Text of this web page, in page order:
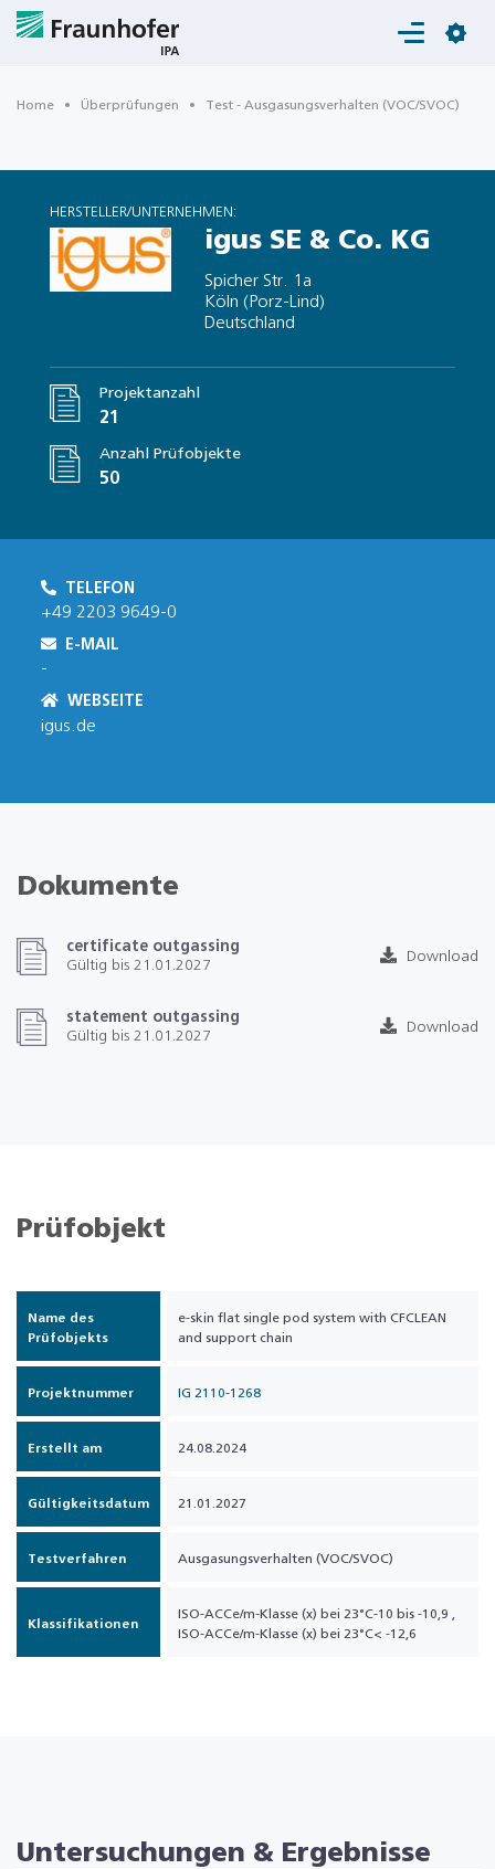
Login
Home Überprüfungen Test - Ausgasungsverhalten (VOC/SVOC)
HERSTELLER/UNTERNEHMEN:
igus SE & Co. KG
Spicher Str. 1a
Köln (Porz-Lind)
Deutschland
Projektanzahl
21
Anzahl Prüfobjekte
50
TELEFON
+49 2203 9649-0
E-MAIL
-
WEBSEITE
igus.de
Dokumente
certificate outgassing
Gültig bis 21.01.2027
Download
statement outgassing
Gültig bis 21.01.2027
Download
Prüfobjekt
Name des
Prüfobjekts
e-skin flat single pod system with CFCLEAN
and support chain
Projektnummer IG 2110-1268
Erstellt am 24.08.2024
Gültigkeitsdatum 21.01.2027
Testverfahren Ausgasungsverhalten (VOC/SVOC)
Klassifikationen
ISO-ACCe/m-Klasse (x) bei 23°C-10 bis -10,9
ISO-ACCe/m-Klasse (x) bei 23°C< -12,6
Untersuchungen & Ergebnisse